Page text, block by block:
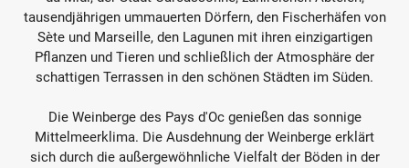
tausendjährigen ummauerten Dörfern, den Fischerhäfen von
Sète und Marseille, den Lagunen mit ihren einzigartigen
Pflanzen und Tieren und schließlich der Atmosphäre der
schattigen Terrassen in den schönen Städten im Süden.
Die Weinberge des Pays d'Oc genießen das sonnige
Mittelmeerklima. Die Ausdehnung der Weinberge erklärt
sich durch die außergewöhnliche Vielfalt der Böden in der